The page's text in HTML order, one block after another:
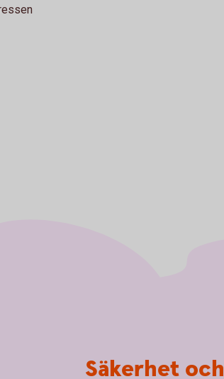
Säkerhet och